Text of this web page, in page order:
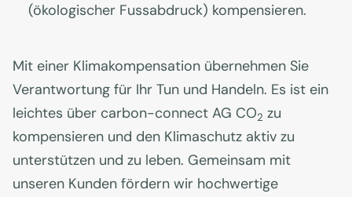
(ökologischer Fussabdruck) kompensieren.
Mit einer Klimakompensation übernehmen Sie
Verantwortung für Ihr Tun und Handeln. Es ist ein
leichtes über carbon-connect AG CO2 zu
kompensieren und den Klimaschutz aktiv zu
unterstützen und zu leben. Gemeinsam mit
unseren Kunden fördern wir hochwertige